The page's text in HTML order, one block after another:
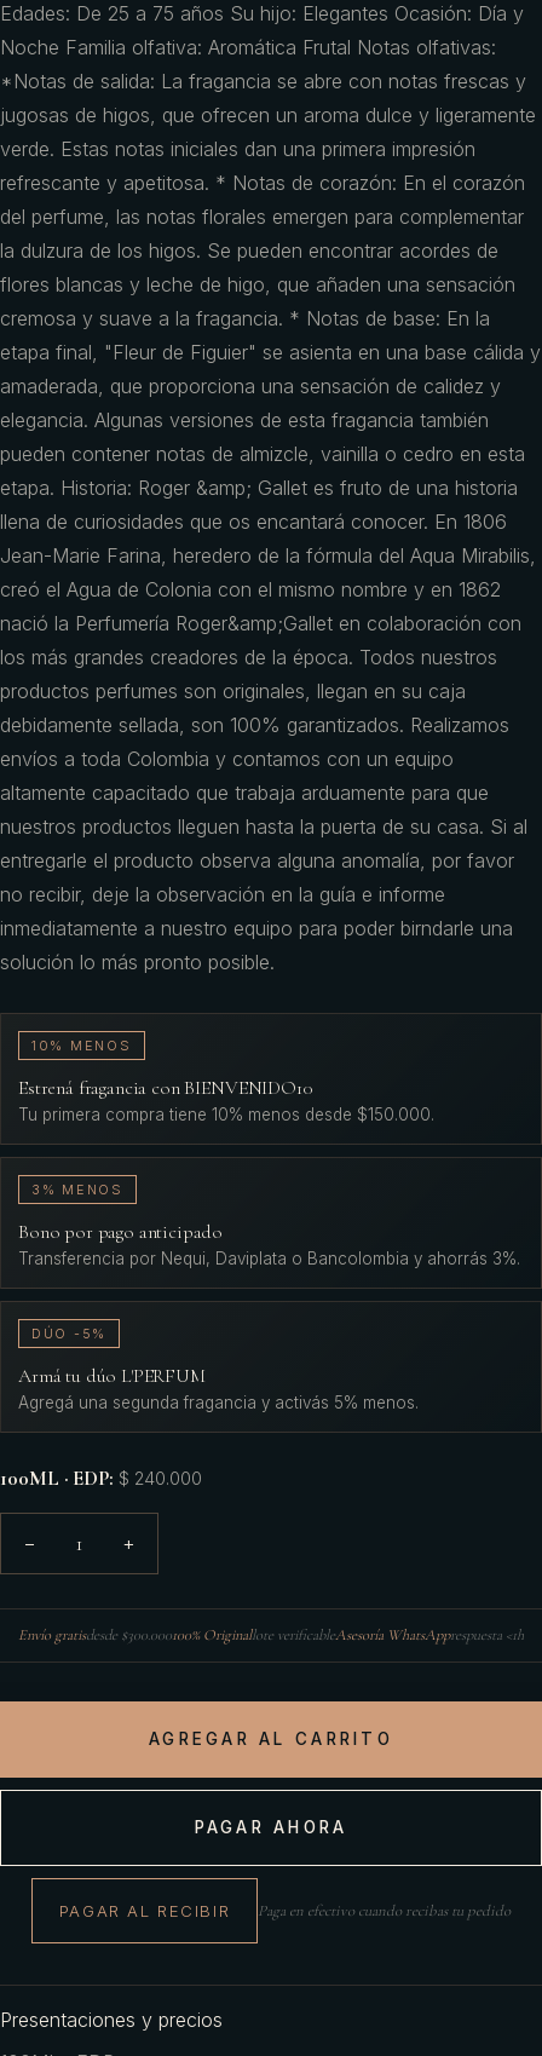
Edades: De 25 a 75 años Su hijo: Elegantes Ocasión: Día y
Noche Familia olfativa: Aromática Frutal Notas olfativas:
*Notas de salida: La fragancia se abre con notas frescas y
jugosas de higos, que ofrecen un aroma dulce y ligeramente
verde. Estas notas iniciales dan una primera impresión
refrescante y apetitosa. * Notas de corazón: En el corazón
del perfume, las notas florales emergen para complementar
la dulzura de los higos. Se pueden encontrar acordes de
flores blancas y leche de higo, que añaden una sensación
cremosa y suave a la fragancia. * Notas de base: En la
etapa final, "Fleur de Figuier" se asienta en una base cálida y
amaderada, que proporciona una sensación de calidez y
elegancia. Algunas versiones de esta fragancia también
pueden contener notas de almizcle, vainilla o cedro en esta
etapa. Historia: Roger &amp; Gallet es fruto de una historia
llena de curiosidades que os encantará conocer. En 1806
Jean-Marie Farina, heredero de la fórmula del Aqua Mirabilis,
creó el Agua de Colonia con el mismo nombre y en 1862
nació la Perfumería Roger&amp;Gallet en colaboración con
los más grandes creadores de la época. Todos nuestros
productos perfumes son originales, llegan en su caja
debidamente sellada, son 100% garantizados. Realizamos
envíos a toda Colombia y contamos con un equipo
altamente capacitado que trabaja arduamente para que
nuestros productos lleguen hasta la puerta de su casa. Si al
entregarle el producto observa alguna anomalía, por favor
no recibir, deje la observación en la guía e informe
inmediatamente a nuestro equipo para poder birndarle una
solución lo más pronto posible.
10% MENOS
Estrená fragancia con BIENVENIDO10
Tu primera compra tiene 10% menos desde $150.000.
3% MENOS
Bono por pago anticipado
Transferencia por Nequi, Daviplata o Bancolombia y ahorrás 3%.
DÚO -5%
Armá tu dúo L'PERFUM
Agregá una segunda fragancia y activás 5% menos.
100ML · EDP: $ 240.000
− 1 +
Envío gratisdesde $300.000100% Originallote verificableAsesoría WhatsApprespuesta <1h
AGREGAR AL CARRITO
PAGAR AHORA
PAGAR AL RECIBIR Paga en efectivo cuando recibas tu pedido
Presentaciones y precios